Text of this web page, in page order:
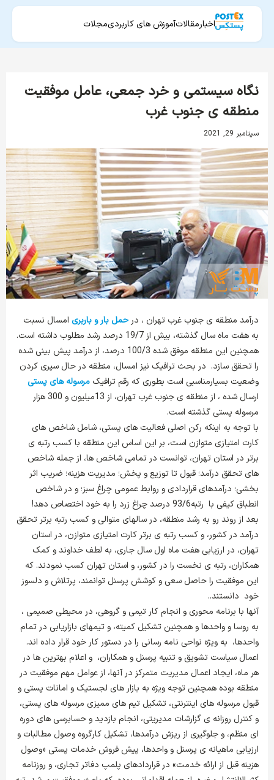
اخبارمقالاتآموزش های کاربردیمجلات
نگاه سیستمی و خرد جمعی، عامل موفقیت
منطقه ی جنوب غرب
سپتامبر 29, 2021
درآمد منطقه ی جنوب غرب تهران ، در حمل بار و باربری امسال نسبت
به هفت ماه سال گذشته، بیش از 19/7 درصد رشد مطلوب داشته است.
همچنین این منطقه موفق شده 100/3 درصد، از درآمد پیش بینی شده
را تحقق سازد. در بحث ترافیک نیز امسال، منطقه در حال سپری کردن
وضعیت بسیارمناسبی است بطوری که رقم ترافیک مرسوله های پستی
ارسال شده ، از منطقه ی جنوب غرب تهران، از 13میلیون و 300 هزار
مرسوله پستی گذشته است.
با توجه به اینکه رکن اصلی فعالیت های پستی، شامل شاخص های
کارت امتیازی متوازن است، بر این اساس این منطقه با کسب رتبه ی
برتر در استان تهران، توانست در تمامی شاخص ها، از جمله شاخص
های تحقق درآمد؛ قبول تا توزیع و پخش؛ مدیریت هزینه؛ ضریب اثر
بخشی؛ درآمدهای قراردادی و روابط عمومی چراغ سبز؛ و در شاخص
انطباق کیفی با رتبه93/6 درصد چراغ زرد را به خود اختصاص دهد!
بعد از روند رو به رشد منطقه، در سالهای متوالی و کسب رتبه برتر تحقق
درآمد در کشور، و کسب رتبه ی برتر کارت امتیازی متوازن، در استان
تهران، در ارزیابی هفت ماه اول سال جاری، به لطف خداوند و کمک
همکاران، رتبه ی نخست را در کشور، و استان تهران کسب نمودند. که
این موفقیت را حاصل سعی و کوشش پرسنل توانمند، پرتلاش و دلسوز
خود دانستند..
آنها با برنامه محوری و انجام کار تیمی و گروهی، در محیطی صمیمی ،
به روسا و واحدها و همچنین تشکیل کمیته، و تیمهای بازاریابی در تمام
واحدها، به ویژه نواحی نامه رسانی را در دستور کار خود قرار داده اند.
اعمال سیاست تشویق و تنبیه پرسنل و همکاران، و اعلام بهترین ها در
هر ماه، ایجاد اعمال مدیریت متمرکز در آنها، از عوامل مهم موفقیت در
منطقه بوده همچنین توجه ویژه به بازار های لجستیک و امانات پستی و
قبول مرسوله های اینترنتی، تشکیل تیم های ممیزی مرسوله های پستی،
و کنترل روزانه ی گزارشات مدیریتی، انجام بازدید و حسابرسی های دوره
ای منظم، و جلوگیری از ریزش درآمدها، تشکیل کارگروه وصول مطالبات و
ارزیابی ماهیانه ی پرسنل و واحدها، پیش فروش خدمات پستی «وصول
هزینه قبل از ارائه خدمت» در قراردادهای پلمپ دفاتر تجاری، و روزنامه